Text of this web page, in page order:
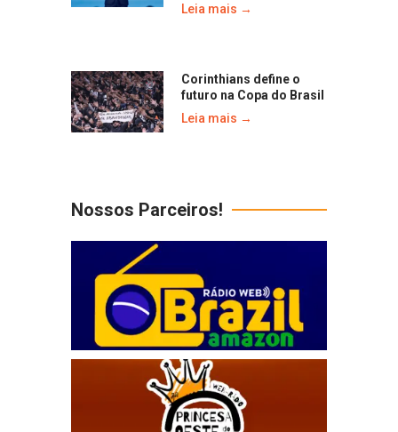
Leia mais →
Corinthians define o
futuro na Copa do Brasil
Leia mais →
Nossos Parceiros!